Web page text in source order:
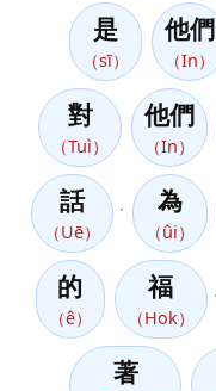
是
（sī）
他們
（In）
對
（Tuì）
他們
（In）
話
（Uē）
為
（ûi）
的
（ê）
福
（Hok）
著